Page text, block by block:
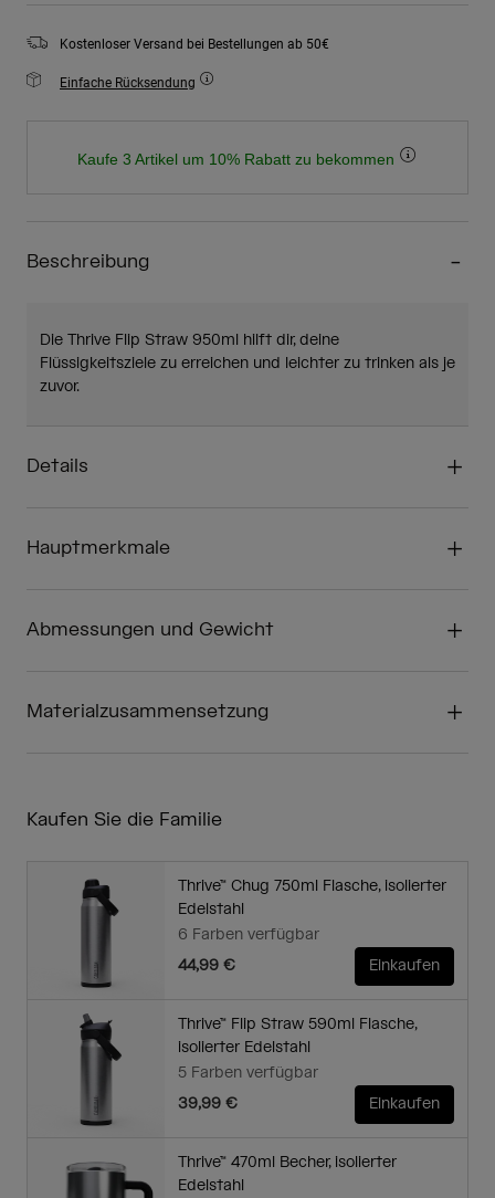
Kostenloser Versand bei Bestellungen ab 50€
Einfache Rücksendung
Kaufe 3 Artikel um 10% Rabatt zu bekommen
Beschreibung
Die Thrive Flip Straw 950ml hilft dir, deine
Flüssigkeitsziele zu erreichen und leichter zu trinken als je
zuvor.
Details
Hauptmerkmale
Abmessungen und Gewicht
Materialzusammensetzung
Kaufen Sie die Familie
Thrive™ Chug 750ml Flasche, isolierter
Edelstahl
6 Farben verfügbar
44,99 €
Einkaufen
Thrive™ Flip Straw 590ml Flasche,
isolierter Edelstahl
5 Farben verfügbar
39,99 €
Einkaufen
Thrive™ 470ml Becher, isolierter
Edelstahl